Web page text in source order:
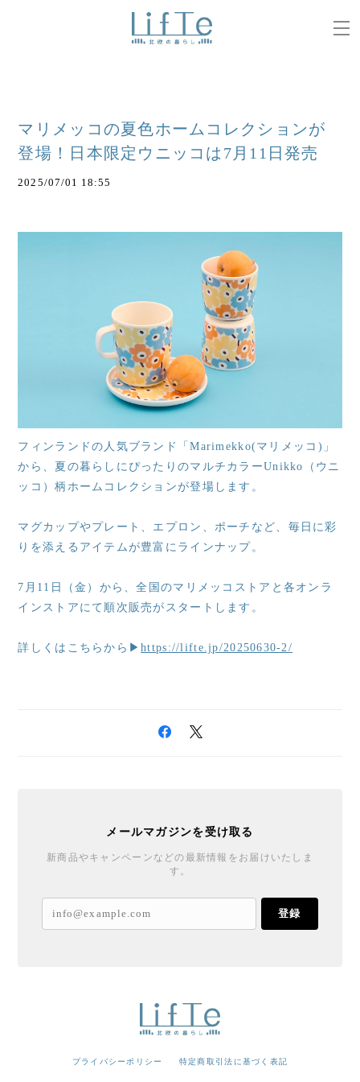
マリメッコの夏色ホームコレクションが
登場！日本限定ウニッコは7月11日発売
2025/07/01 18:55
フィンランドの人気ブランド「Marimekko(マリメッコ)」
から、夏の暮らしにぴったりのマルチカラーUnikko（ウニ
ッコ）柄ホームコレクションが登場します。
マグカップやプレート、エプロン、ポーチなど、毎日に彩
りを添えるアイテムが豊富にラインナップ。
7月11日（金）から、全国のマリメッコストアと各オンラ
インストアにて順次販売がスタートします。
詳しくはこちらから▶https://lifte.jp/20250630-2/
メールマガジンを受け取る
新商品やキャンペーンなどの最新情報をお届けいたしま
す。
登録
プライバシーポリシー 特定商取引法に基づく表記